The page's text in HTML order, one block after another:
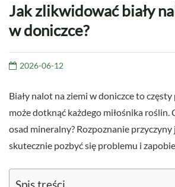
Jak zlikwidować biały
w doniczce?
2026-06-12
Biały nalot na ziemi w doniczce to
może dotknąć każdego miłośnika roślin.
osad mineralny? Rozpoznanie
skutecznie pozbyć się problemu i